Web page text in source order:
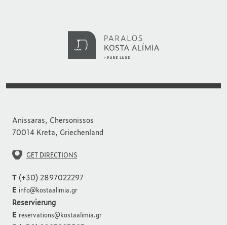
Anissaras, Chersonissos
70014 Kreta, Griechenland
GET DIRECTIONS
T (+30) 2897022297
E info@kostaalimia.gr
Reservierung
E reservations@kostaalimia.gr